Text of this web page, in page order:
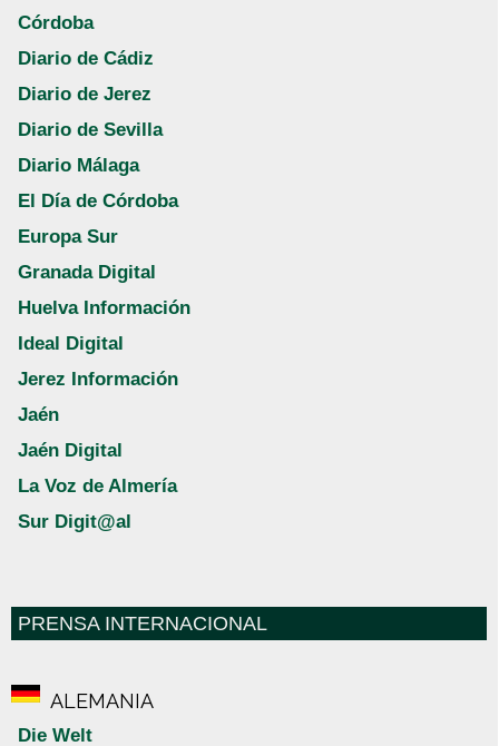
Córdoba
Diario de Cádiz
Diario de Jerez
Diario de Sevilla
Diario Málaga
El Día de Córdoba
Europa Sur
Granada Digital
Huelva Información
Ideal Digital
Jerez Información
Jaén
Jaén Digital
La Voz de Almería
Sur Digit@al
PRENSA INTERNACIONAL
ALEMANIA
Die Welt